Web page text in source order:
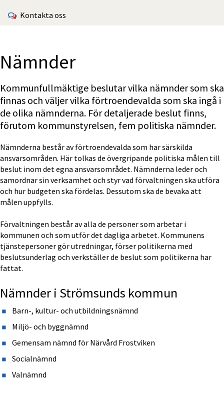
Kontakta oss
Nämnder
Kommunfullmäktige beslutar vilka nämnder som ska
finnas och väljer vilka förtroendevalda som ska ingå i
de olika nämnderna. För detaljerade beslut finns,
förutom kommunstyrelsen, fem politiska nämnder.
Nämnderna består av förtroendevalda som har särskilda
ansvarsområden. Här tolkas de övergripande politiska målen till
beslut inom det egna ansvarsområdet. Nämnderna leder och
samordnar sin verksamhet och styr vad förvaltningen ska utföra
och hur budgeten ska fördelas. Dessutom ska de bevaka att
målen uppfylls.
Förvaltningen består av alla de personer som arbetar i
kommunen och som utför det dagliga arbetet. Kommunens
tjänstepersoner gör utredningar, förser politikerna med
beslutsunderlag och verkställer de beslut som politikerna har
fattat.
Nämnder i Strömsunds kommun
Barn-, kultur- och utbildningsnämnd
Miljö- och byggnämnd
Gemensam nämnd för Närvård Frostviken
Socialnämnd
Valnämnd